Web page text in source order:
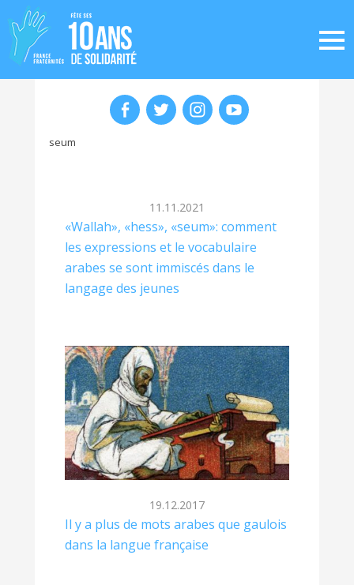
seum
11.11.2021
«Wallah», «hess», «seum»: comment
les expressions et le vocabulaire
arabes se sont immiscés dans le
langage des jeunes
19.12.2017
Il y a plus de mots arabes que gaulois
dans la langue française